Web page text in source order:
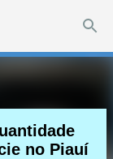
no Piauí